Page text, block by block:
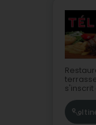
s'inscrit